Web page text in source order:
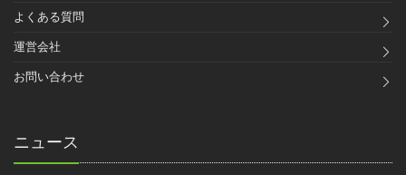
よくある質問
運営会社
お問い合わせ
ニュース